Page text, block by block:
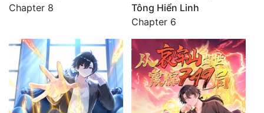
Chapter 8
Tông Hiển Linh
Chapter 6